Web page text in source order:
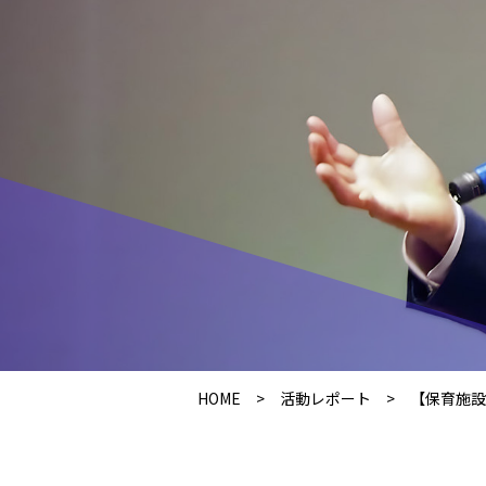
HOME > 活動レポート > 【保育施